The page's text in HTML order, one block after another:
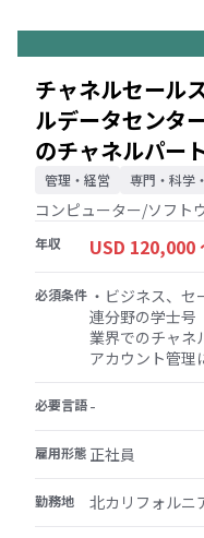
持ち、メンテ
が求められます。 ・主な職責 部門のリーダー
と管理 ・メン
すべてのメン
的なワークフロ
テナンス費用を
る ・ベンダー
み、必要に応じ
次のミーティン
ロジェクトに
る 施設のメンテナンスと修理 ・定期的な点検を実施
し、メンテナン
物、機械、設備
に連携し、技
を監督し、適切
業者が行う作業
および連邦/州
ダウンタイムを最小限に抑
ロジェクトを効
メンテナンスプ
文書化する ・是
チャネルセール
ルデータセンタ
のチャネルパー
理、収益拡大を
トウェア/テクノ
管理・経営 専門・科学
コンピューター/ソフト
年収 USD 120,000
必須条件 ・ビジネス、
連分野の学士号
業界でのチャネ
アカウント管理
プマネジメント
・CRMツール（
必要言語-
雇用形態 正社員
勤務地 北カリフォルニ